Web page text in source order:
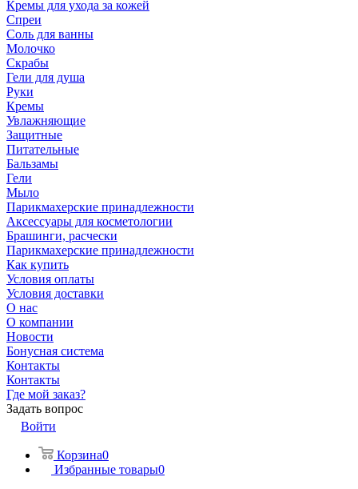
Кремы для ухода за кожей
Спреи
Соль для ванны
Молочко
Скрабы
Гели для душа
Руки
Кремы
Увлажняющие
Защитные
Питательные
Бальзамы
Гели
Мыло
Парикмахерские принадлежности
Аксессуары для косметологии
Брашинги, расчески
Парикмахерские принадлежности
Как купить
Условия оплаты
Условия доставки
О нас
О компании
Новости
Бонусная система
Контакты
Контакты
Где мой заказ?
Задать вопрос
Войти
Корзина0
Избранные товары0